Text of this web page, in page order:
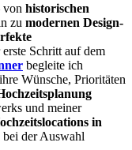
von historischen
zu modernen Design-
Schritt auf dem
begleite ich
Wünsche, Prioritäten
und meiner
in
der Auswahl